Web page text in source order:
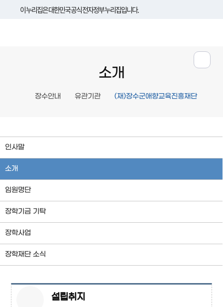
이 누리집은 대한민국 공식 전자정부 누리집입니다.
소개
장수안내 유관기관 (재)장수군애향교육진흥재단
인사말
소개
임원명단
장학기금 기탁
장학사업
장학재단 소식
설립취지